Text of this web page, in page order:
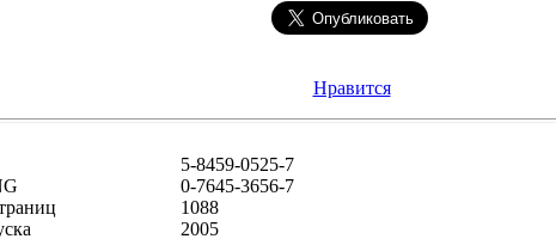
Нравится
5-8459-0525-7
0-7645-3656-7
1088
2005